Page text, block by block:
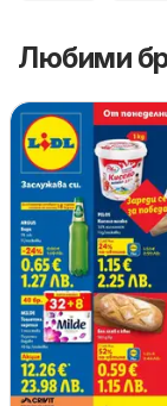
Любими